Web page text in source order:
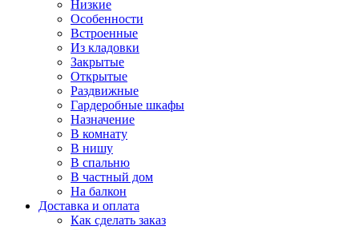
Низкие
Особенности
Встроенные
Из кладовки
Закрытые
Открытые
Раздвижные
Гардеробные шкафы
Назначение
В комнату
В нишу
В спальню
В частный дом
На балкон
Доставка и оплата
Как сделать заказ